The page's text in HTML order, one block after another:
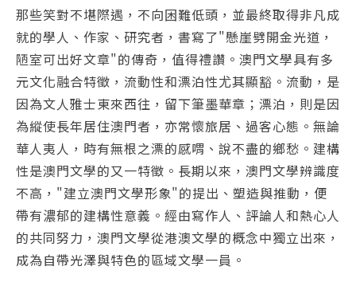
那些笑對不堪際遇，不向困難低頭，並最終取得非凡成
就的學人、作家、研究者，書寫了"懸崖劈開金光道，
陋室可出好文章"的傳奇，值得禮讚。澳門文學具有多
元文化融合特徵，流動性和漂泊性尤其顯豁。流動，是
因為文人雅士東來西往，留下筆墨華章；漂泊，則是因
為縱使長年居住澳門者，亦常懷旅居、過客心態。無論
華人夷人，時有無根之漂的感喟、說不盡的鄉愁。建構
性是澳門文學的又一特徵。長期以來，澳門文學辨識度
不高，"建立澳門文學形象"的提出、塑造與推動，便
帶有濃郁的建構性意義。經由寫作人、評論人和熱心人
的共同努力，澳門文學從港澳文學的概念中獨立出來，
成為自帶光澤與特色的區域文學一員。